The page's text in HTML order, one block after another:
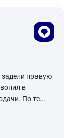
задели правую
в
По те...